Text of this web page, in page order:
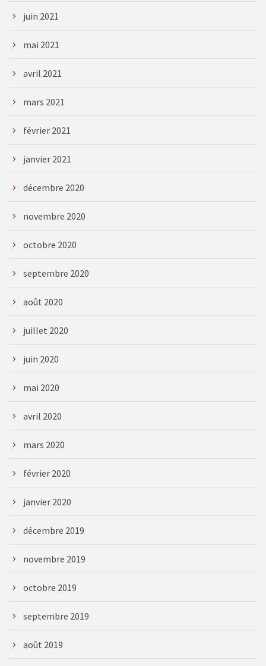
juin 2021
mai 2021
avril 2021
mars 2021
février 2021
janvier 2021
décembre 2020
novembre 2020
octobre 2020
septembre 2020
août 2020
juillet 2020
juin 2020
mai 2020
avril 2020
mars 2020
février 2020
janvier 2020
décembre 2019
novembre 2019
octobre 2019
septembre 2019
août 2019